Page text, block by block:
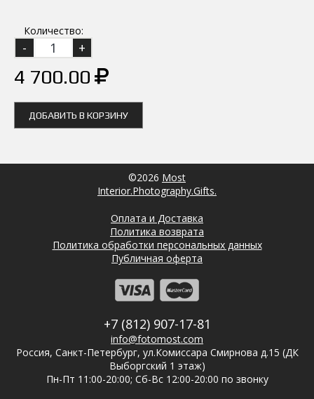
Количество:
4 700.00
ДОБАВИТЬ В КОРЗИНУ
©2026 Most
Interior.Photography.Gifts.
Оплата и Доставка
Политика возврата
Политика обработки персональных данных
Публичная оферта
+7 (812) 907-17-81
info@fotomost.com
Россия, Санкт-Петербург, ул.Комиссара Смирнова д.15 (ДК
Выборгский 1 этаж)
Пн-Пт 11:00-20:00; Сб-Вс 12:00-20:00 по звонку